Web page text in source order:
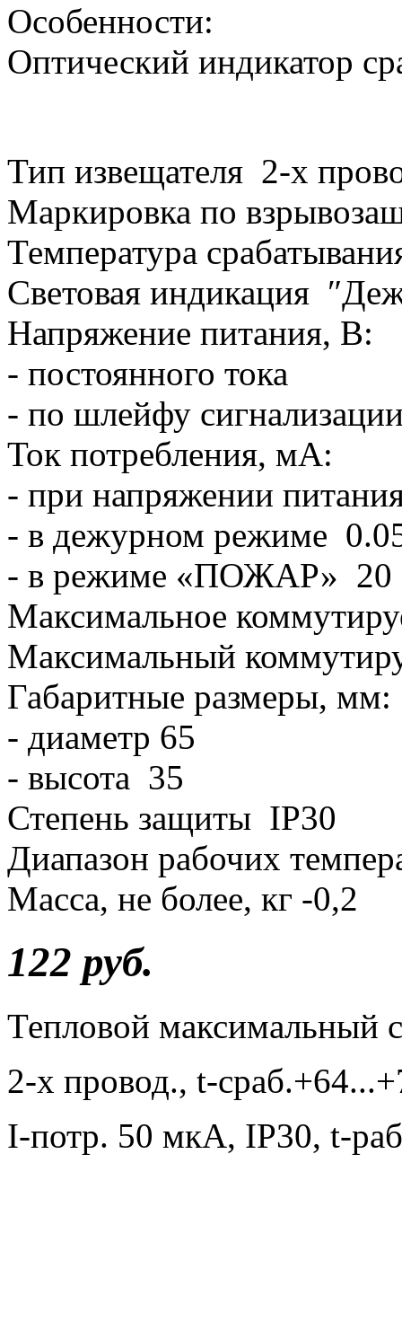
Особенности:
Оптический индикатор
Тип извещателя 2-х
Маркировка по
Температура
Световая индикация
Напряжение питания, B:
- постоянного тока
- по шлейфу
Ток потребления, мА:
- при напряжении
- в дежурном режиме
- в режиме «ПОЖАР» 20
Максимальное
Максимальный
Габаритные размеры, мм:
- диаметр 65
- высота 35
Степень защиты IP30
Диапазон рабочих
Масса, не более, кг -0,2
122 руб.
Тепловой максимальный
2-х провод., t-
I-потр. 50 мкА, IP30, t-